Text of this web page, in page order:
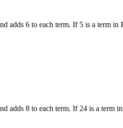
adds 6 to each term. If 5 is a term
adds 8 to each term. If 24 is a